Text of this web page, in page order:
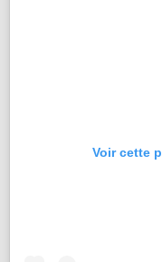
Voir cette